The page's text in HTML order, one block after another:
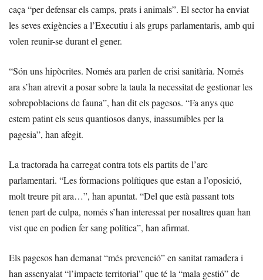
caça “per defensar els camps, prats i animals”. El sector ha enviat
les seves exigències a l’Executiu i als grups parlamentaris, amb qui
volen reunir-se durant el gener.
“Són uns hipòcrites. Només ara parlen de crisi sanitària. Només
ara s’han atrevit a posar sobre la taula la necessitat de gestionar les
sobrepoblacions de fauna”, han dit els pagesos. “Fa anys que
estem patint els seus quantiosos danys, inassumibles per la
pagesia”, han afegit.
La tractorada ha carregat contra tots els partits de l’arc
parlamentari. “Les formacions polítiques que estan a l’oposició,
molt treure pit ara…”, han apuntat. “Del que està passant tots
tenen part de culpa, només s’han interessat per nosaltres quan han
vist que en podien fer sang política”, han afirmat.
Els pagesos han demanat “més prevenció” en sanitat ramadera i
han assenyalat “l’impacte territorial” que té la “mala gestió” de